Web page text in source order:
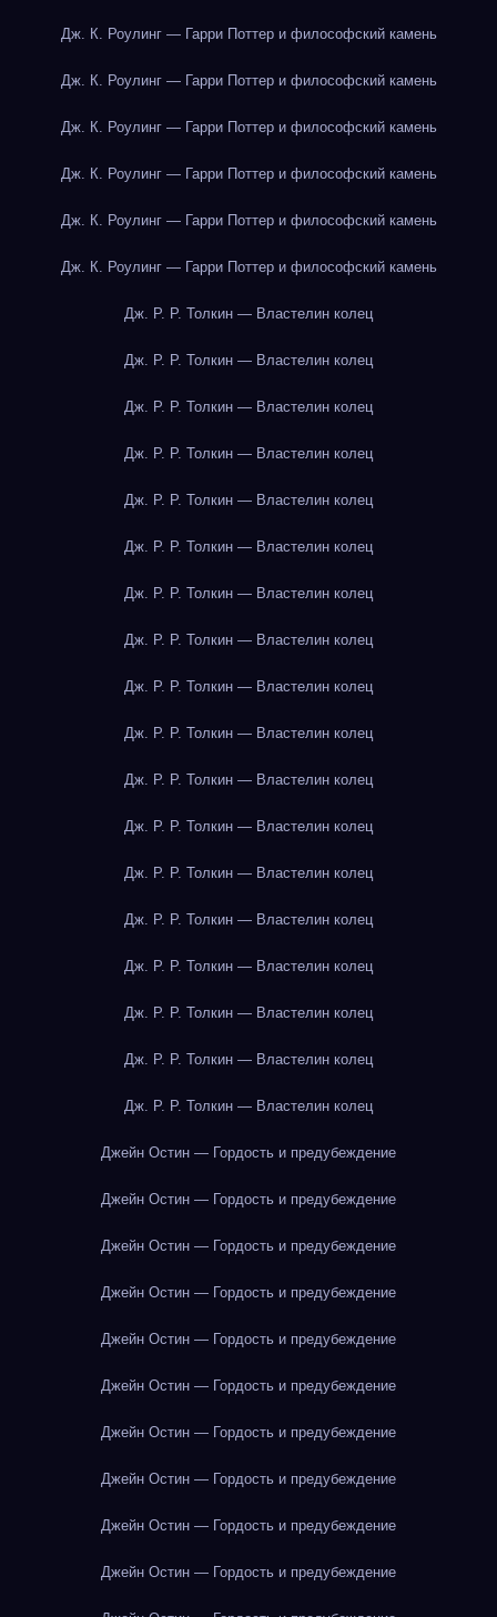
Дж. К. Роулинг — Гарри Поттер и философский камень
Дж. К. Роулинг — Гарри Поттер и философский камень
Дж. К. Роулинг — Гарри Поттер и философский камень
Дж. К. Роулинг — Гарри Поттер и философский камень
Дж. К. Роулинг — Гарри Поттер и философский камень
Дж. К. Роулинг — Гарри Поттер и философский камень
Дж. Р. Р. Толкин — Властелин колец
Дж. Р. Р. Толкин — Властелин колец
Дж. Р. Р. Толкин — Властелин колец
Дж. Р. Р. Толкин — Властелин колец
Дж. Р. Р. Толкин — Властелин колец
Дж. Р. Р. Толкин — Властелин колец
Дж. Р. Р. Толкин — Властелин колец
Дж. Р. Р. Толкин — Властелин колец
Дж. Р. Р. Толкин — Властелин колец
Дж. Р. Р. Толкин — Властелин колец
Дж. Р. Р. Толкин — Властелин колец
Дж. Р. Р. Толкин — Властелин колец
Дж. Р. Р. Толкин — Властелин колец
Дж. Р. Р. Толкин — Властелин колец
Дж. Р. Р. Толкин — Властелин колец
Дж. Р. Р. Толкин — Властелин колец
Дж. Р. Р. Толкин — Властелин колец
Дж. Р. Р. Толкин — Властелин колец
Джейн Остин — Гордость и предубеждение
Джейн Остин — Гордость и предубеждение
Джейн Остин — Гордость и предубеждение
Джейн Остин — Гордость и предубеждение
Джейн Остин — Гордость и предубеждение
Джейн Остин — Гордость и предубеждение
Джейн Остин — Гордость и предубеждение
Джейн Остин — Гордость и предубеждение
Джейн Остин — Гордость и предубеждение
Джейн Остин — Гордость и предубеждение